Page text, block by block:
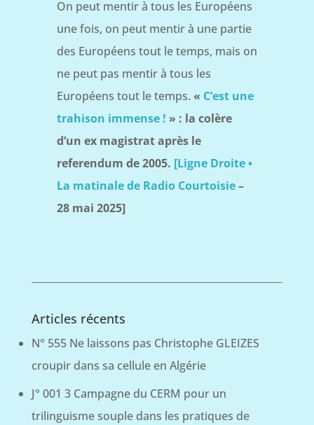
On peut mentir à tous les Européens
une fois, on peut mentir à une partie
des Européens tout le temps, mais on
ne peut pas mentir à tous les
Européens tout le temps. « C’est une
trahison immense ! » : la colère
d’un ex magistrat après le
referendum de 2005. [Ligne Droite •
La matinale de Radio Courtoisie–
28 mai 2025]
Articles récents
N° 555 Ne laissons pas Christophe GLEIZES
croupir dans sa cellule en Algérie
J° 001 3 Campagne du CERM pour un
trilinguisme souple dans les pratiques de